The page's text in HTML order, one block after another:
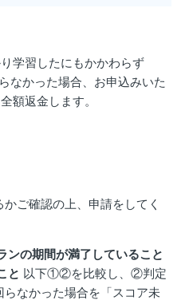
学習したにもかかわらず
なかった場合、お申込みいた
額返金します。
ご確認の上、申請をしてく
ンの期間が満了していること
と 以下①②を比較し、②判定
なかった場合を「スコア未